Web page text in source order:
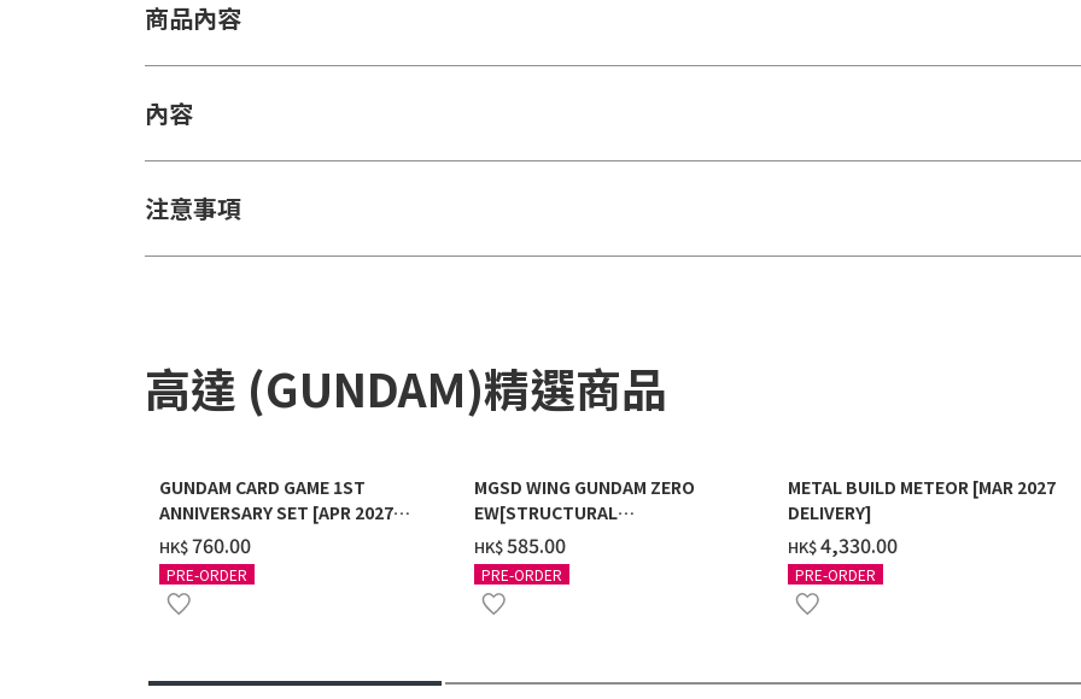
商品內容
內容
注意事項
高達 (GUNDAM)精選商品
GUNDAM CARD GAME 1ST
ANNIVERSARY SET [APR 2027
DELIVERY]
HK$‌760.00
PRE-ORDER
MGSD WING GUNDAM ZERO
EW[STRUCTURAL
COATING/BLACK] [2026年12月發送]
HK$‌585.00
PRE-ORDER
METAL BUILD METEOR [MAR 2027
DELIVERY]
HK$‌4,330.00
PRE-ORDER